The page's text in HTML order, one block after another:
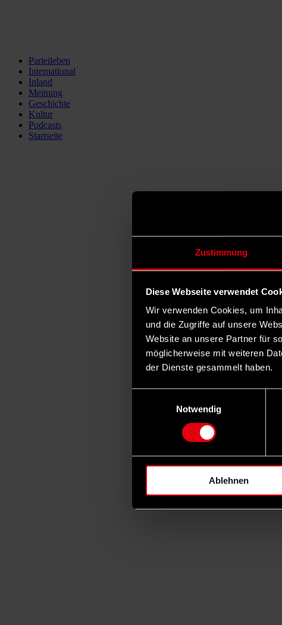
Zustimmung
Diese Webseite verwendet
Wir verwenden Cookies, um
und die Zugriffe auf unsere
Website an unsere Partner für
möglicherweise mit weiteren
der Dienste gesammelt haben.
Notwendig
Ablehnen
Parteileben
International
Inland
Meinung
Geschichte
Kultur
Podcasts
Startseite